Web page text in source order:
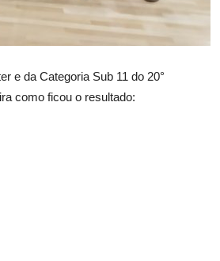
e da Categoria Sub 11 do 20°
como ficou o resultado: